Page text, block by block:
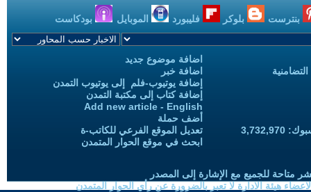
بنترست بلوكر فليبورد الموبايل بودكاست
اضافة موضوع جديد
اضافة خبر
إضافة يوتيوب-فلم إلى يوتيوب التمدن
إضافة كتاب إلى مكتبة التمدن
Add new article - English
أضف حملة
تعديل الموقع الفرعي للكاتب-ة
ابحث في موقع الحوار المتمدن
متاحة للجميع مع الإشارة إلى المصدر
هيئة الادارة لا تعبر بالضرورة عن رأي الحوار المتمدن